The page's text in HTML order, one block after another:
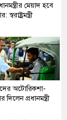
মেয়াদ হবে
অটোরিকশা-
প্রধানমন্ত্রী